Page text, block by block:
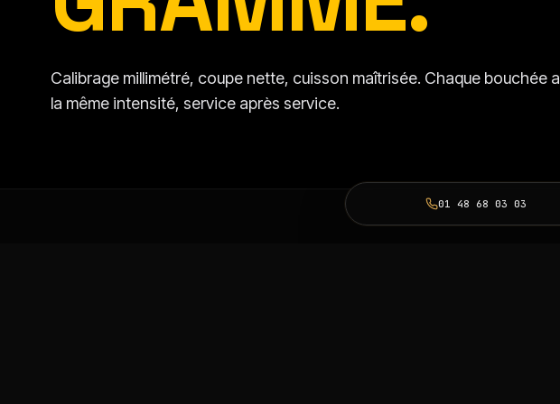
Calibrage millimétré, coupe nette, cuisson maîtrisée. Chaque bouchée a
la même intensité, service après service.
01 48 68 03 03